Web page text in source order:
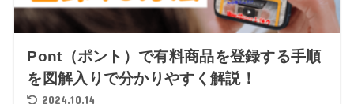
Pont（ポント）で有料商品を登録する手順
を図解入りで分かりやすく解説！
2024.10.14